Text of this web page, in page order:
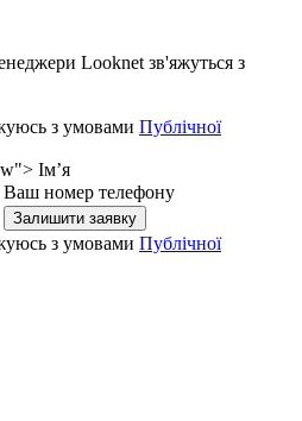
Looknet зв'яжуться з
з умовами Публічної
Ім’я
Ваш номер телефону
Залишити заявку
з умовами Публічної